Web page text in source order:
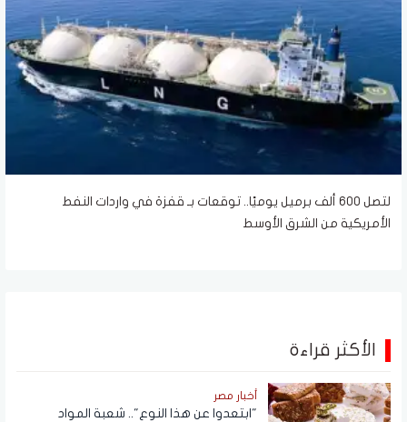
لتصل 600 ألف برميل يوميًا.. توقعات بـ قفزة في واردات النفط
الأمريكية من الشرق الأوسط
الأكثر قراءة
أخبار مصر
"ابتعدوا عن هذا النوع".. شعبة المواد